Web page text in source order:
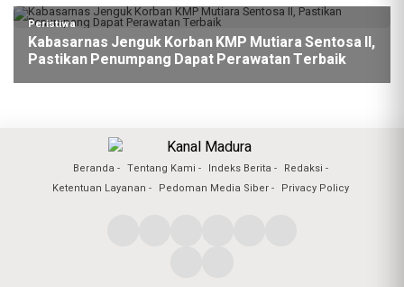
Peristiwa
Kabasarnas Jenguk Korban KMP Mutiara Sentosa II,
Pastikan Penumpang Dapat Perawatan Terbaik
Beranda Tentang Kami Indeks Berita
Redaksi
Ketentuan Layanan
Pedoman Media Siber Privacy Policy